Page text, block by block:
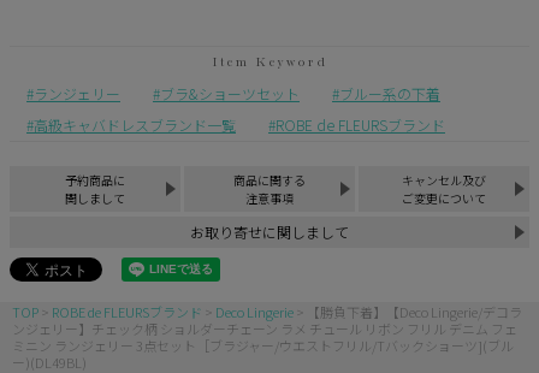
ランジェリー ブラ&ショーツセット
ブルー系の下着
高級キャバドレスブランド一覧
ROBE de FLEURSブランド
予約商品に
関しまして
商品に関する
注意事項
キャンセル及び
ご変更について
お取り寄せに関しまして
TOP ROBE de FLEURSブランド Deco Lingerie
【勝負下着】【Deco Lingerie/デコラ
ンジェリー】チェック柄 ショルダーチェーン ラメ チュール リボン フリル デニム フェ
ミニン ランジェリー 3点セット［ブラジャー/ウエストフリル/Tバックショーツ](ブル
ー)(DL49BL)